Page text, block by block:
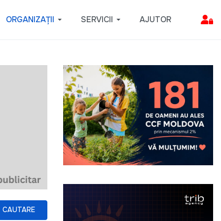
ORGANIZAȚII SERVICII AJUTOR
CAUTARE